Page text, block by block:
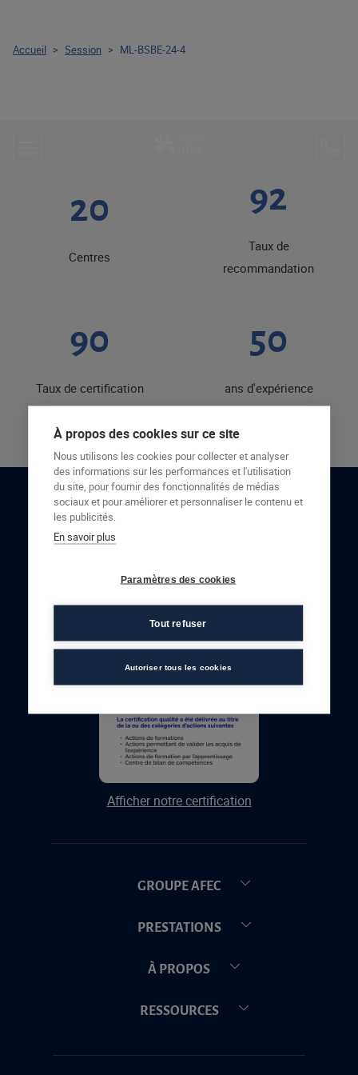
20
Centres
92
Taux de
recommandation
90
Taux de certification
50
ans d'expérience
RESTONS EN CONTACT
Afficher notre certification
GROUPE AFEC
PRESTATIONS
À PROPOS
RESSOURCES
Accueil > Session > ML-BSBE-24-4
À propos des cookies sur ce site
Nous utilisons les cookies pour collecter et analyser
des informations sur les performances et l'utilisation
du site, pour fournir des fonctionnalités de médias
sociaux et pour améliorer et personnaliser le contenu et
les publicités.
En savoir plus
Paramètres des cookies
Tout refuser
Autoriser tous les cookies